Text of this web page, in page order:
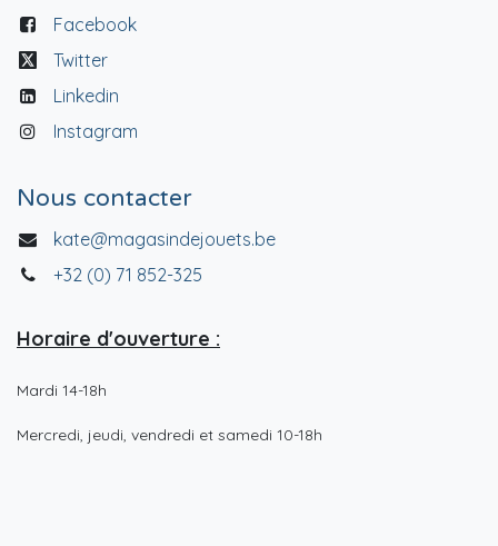
Facebook
Twitter
Linkedin
Instagram
Nous contacter
kate@magasindejouets.be
+32 (0) 71 852-325
Horaire d'ouverture :
Mardi 14-18h
Mercredi, jeudi, vendredi et samedi 10-18h